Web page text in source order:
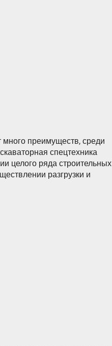
преимуществ, среди
спецтехника
целого ряда строительных
разгрузки и